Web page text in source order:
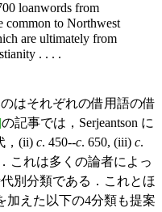
loanwords from
common to Northwest
are ultimately from
. . . .
はそれぞれの借用語の借
の記事では，Serjeantson に
，(ii) c. 450--c. 650, (iii) c.
これは多くの論者によっ
別分類である．これとほ
加えた以下の4分類も提案